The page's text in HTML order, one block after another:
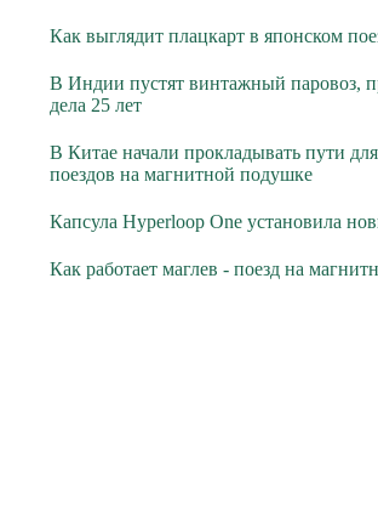
Как выглядит плацкарт в японском
В Индии пустят винтажный паровоз,
дела 25 лет
В Китае начали прокладывать пути
поездов на магнитной подушке
Капсула Hyperloop One установила
Как работает маглев - поезд на